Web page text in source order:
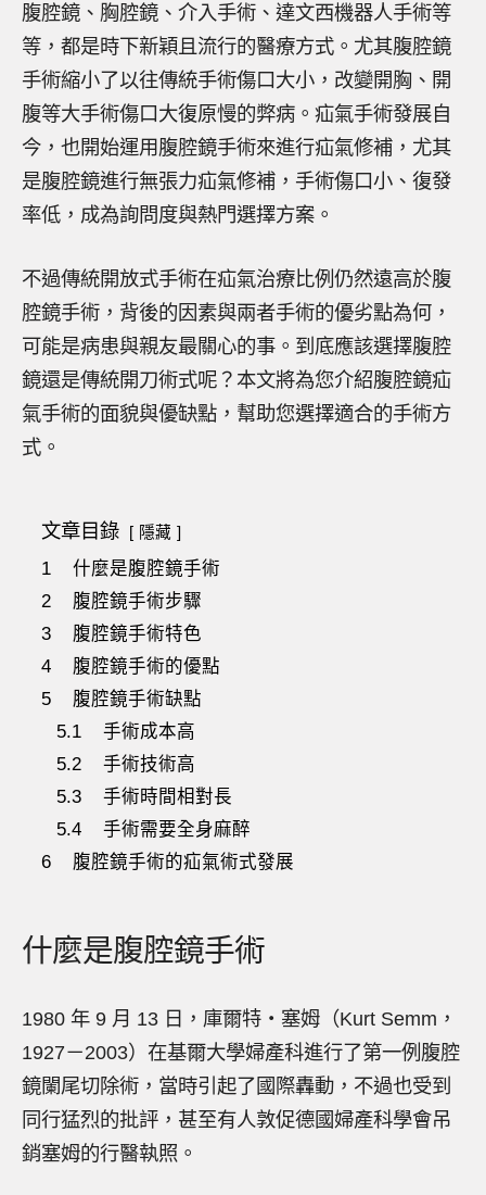
腹腔鏡、胸腔鏡、介入手術、達文西機器人手術等
等，都是時下新穎且流行的醫療方式。尤其腹腔鏡
手術縮小了以往傳統手術傷口大小，改變開胸、開
腹等大手術傷口大復原慢的弊病。疝氣手術發展自
今，也開始運用腹腔鏡手術來進行疝氣修補，尤其
是腹腔鏡進行無張力疝氣修補，手術傷口小、復發
率低，成為詢問度與熱門選擇方案。
不過傳統開放式手術在疝氣治療比例仍然遠高於腹
腔鏡手術，背後的因素與兩者手術的優劣點為何，
可能是病患與親友最關心的事。到底應該選擇腹腔
鏡還是傳統開刀術式呢？本文將為您介紹腹腔鏡疝
氣手術的面貌與優缺點，幫助您選擇適合的手術方
式。
文章目錄 隱藏
1
什麼是腹腔鏡手術
2
腹腔鏡手術步驟
3
腹腔鏡手術特色
4
腹腔鏡手術的優點
5
腹腔鏡手術缺點
5.1
手術成本高
5.2
手術技術高
5.3
手術時間相對長
5.4
手術需要全身麻醉
6
腹腔鏡手術的疝氣術式發展
什麼是腹腔鏡手術
1980 年 9 月 13 日，庫爾特‧塞姆（Kurt Semm，
1927－2003）在基爾大學婦產科進行了第一例腹腔
鏡闌尾切除術，當時引起了國際轟動，不過也受到
同行猛烈的批評，甚至有人敦促德國婦產科學會吊
銷塞姆的行醫執照。